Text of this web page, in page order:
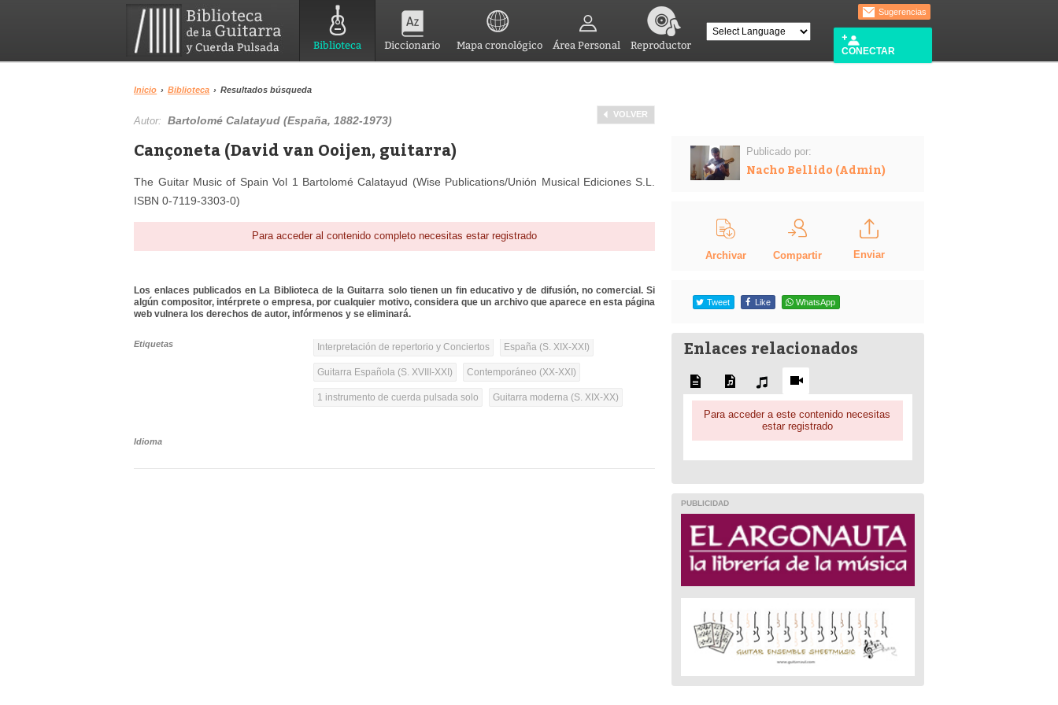
Biblioteca Diccionario Mapa cronológico Área Personal Reproductor
Sugerencias
CONECTAR
Inicio › Biblioteca › Resultados búsqueda
VOLVER
Autor:Bartolomé Calatayud (España, 1882-1973)
Cançoneta (David van Ooijen, guitarra)
The Guitar Music of Spain Vol 1 Bartolomé Calatayud (Wise Publications/Unión Musical Ediciones S.L.
ISBN 0-7119-3303-0)
Para acceder al contenido completo necesitas estar registrado
Los enlaces publicados en La Biblioteca de la Guitarra solo tienen un fin educativo y de difusión, no comercial. Si
algún compositor, intérprete o empresa, por cualquier motivo, considera que un archivo que aparece en esta página
web vulnera los derechos de autor, infórmenos y se eliminará.
Etiquetas Interpretación de repertorio y Conciertos España (S. XIX-XXI)
Guitarra Española (S. XVIII-XXI) Contemporáneo (XX-XXI)
1 instrumento de cuerda pulsada solo Guitarra moderna (S. XIX-XX)
Idioma
Publicado por:
Nacho Bellido (Admin)
Archivar Compartir Enviar
Tweet Like WhatsApp
Enlaces relacionados
Para acceder a este contenido necesitas
estar registrado
PUBLICIDAD